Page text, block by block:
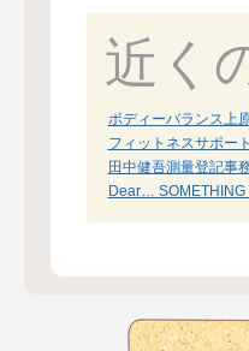
近く
ボディーバランス上
フィットネスサポー
田中健吾測量登記事
Dear… SOMETHING